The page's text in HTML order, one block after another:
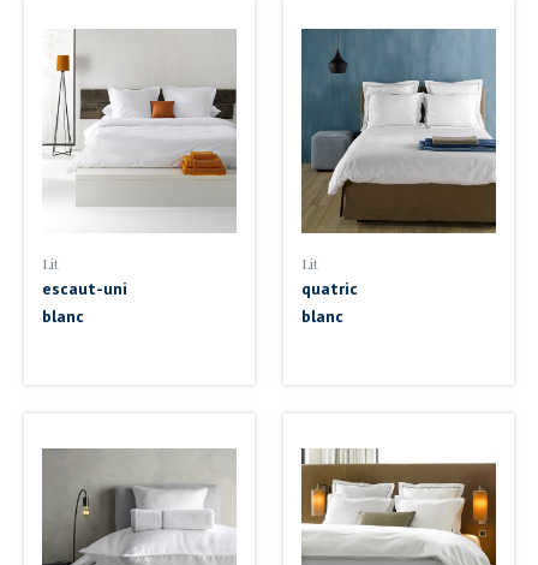
Lit
escaut-uni
blanc
Lit
quatric
blanc